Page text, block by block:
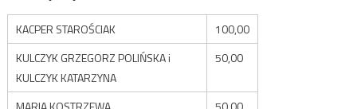
KACPER STAROŚCIAK
100,00
KULCZYK GRZEGORZ POLIŃSKA i
KULCZYK KATARZYNA
50,00